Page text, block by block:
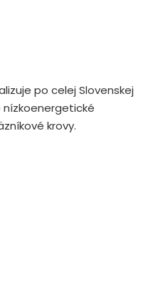
po celej Slovenskej
nízkoenergetické
krovy.